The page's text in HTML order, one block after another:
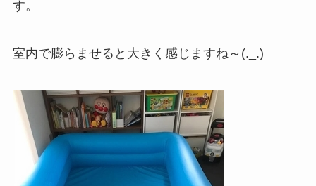
す。
室内で膨らませると大きく感じますね～(._.)